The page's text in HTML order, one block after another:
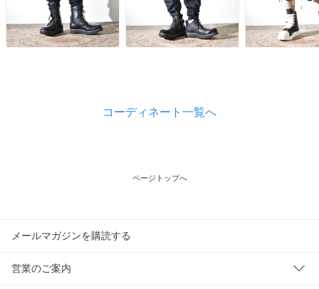
コーディネート一覧へ
ページトップへ
メールマガジンを購読する
営業のご案内